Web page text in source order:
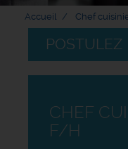
Accueil Chef
POSTULEZ
CHEF
F/H